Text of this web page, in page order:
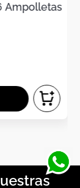
Ampolletas